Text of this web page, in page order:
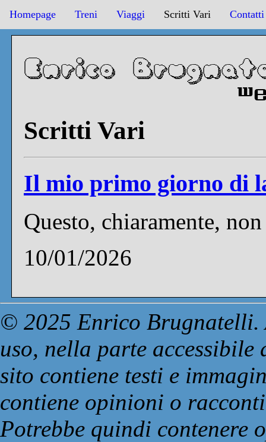
Homepage Treni Viaggi Scritti Vari Contatti
Scritti Vari
Il mio primo giorno di
Questo, chiaramente,
10/01/2026
© 2025 Enrico Brugnatelli.
uso, nella parte
sito contiene testi e
contiene opinioni o
Potrebbe quindi contenere